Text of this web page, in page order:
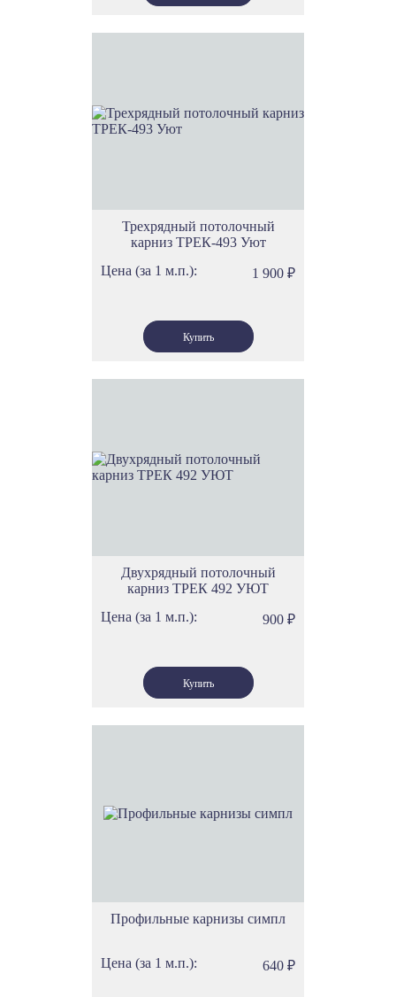
Трехрядный потолочный
карниз ТРЕК-493 Уют
Цена (за 1 м.п.):
1 900 ₽
Двухрядный потолочный
карниз ТРЕК 492 УЮТ
Цена (за 1 м.п.):
900 ₽
Профильные карнизы симпл
Цена (за 1 м.п.): 640 ₽